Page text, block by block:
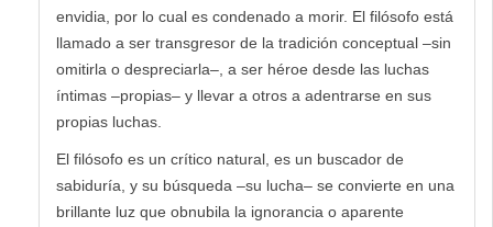
envidia, por lo cual es condenado a morir. El filósofo está
llamado a ser transgresor de la tradición conceptual –sin
omitirla o despreciarla–, a ser héroe desde las luchas
íntimas –propias– y llevar a otros a adentrarse en sus
propias luchas.
El filósofo es un crítico natural, es un buscador de
sabiduría, y su búsqueda –su lucha– se convierte en una
brillante luz que obnubila la ignorancia o aparente